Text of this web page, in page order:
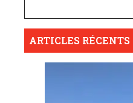
ARTICLES RÉCENTS